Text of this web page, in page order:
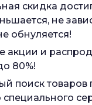
скидка
не
обнуляется!
акции и
80%!
поиск товаров